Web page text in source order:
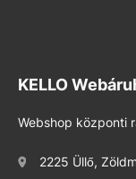
KELLO
Webshop központi
2225 Üllő,